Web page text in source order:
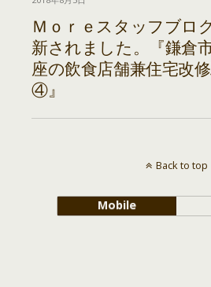
Ｍｏｒｅスタッフブロ
新されました。『鎌倉
座の飲食店舗兼住宅改
④』
Back to top
Mobile